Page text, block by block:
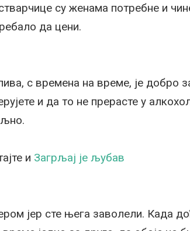
су женама потребне и
да цени.
с времена на време, је добро
и да то не прерасте у
и Загрљај је љубав
јер сте њега заволели. Када